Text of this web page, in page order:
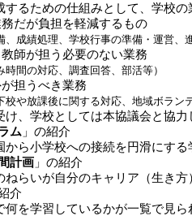
するための仕組みとして、学校
だが負担を軽減するもの
、成績処理、学校行事の準備・運営、
師が担う必要のない業務
時間の対応、調査回答、部活等）
担うべき業務
校や放課後に関する対応、地域ボラン
け、学校としては本協議会と協
ム 」の紹介
から小学校への接続を円滑にする
計画 」の紹介
ねらいが自分のキャリア（生き
介
何を学習しているかが一覧で見